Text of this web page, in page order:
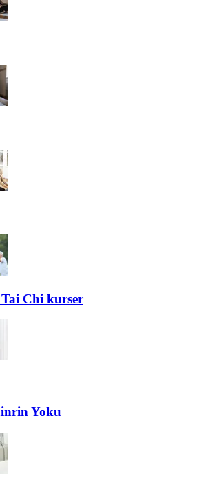
Chi kurser
Yoku